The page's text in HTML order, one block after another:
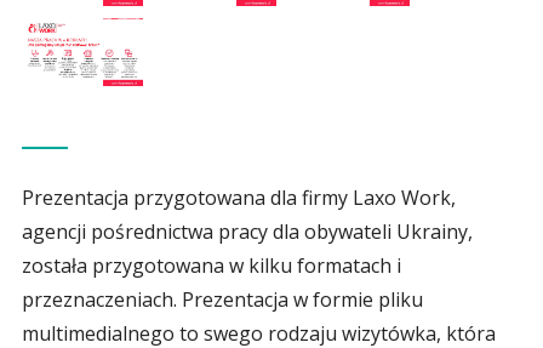
Prezentacja przygotowana dla firmy Laxo Work,
agencji pośrednictwa pracy dla obywateli Ukrainy,
została przygotowana w kilku formatach i
przeznaczeniach. Prezentacja w formie pliku
multimedialnego to swego rodzaju wizytówka, która